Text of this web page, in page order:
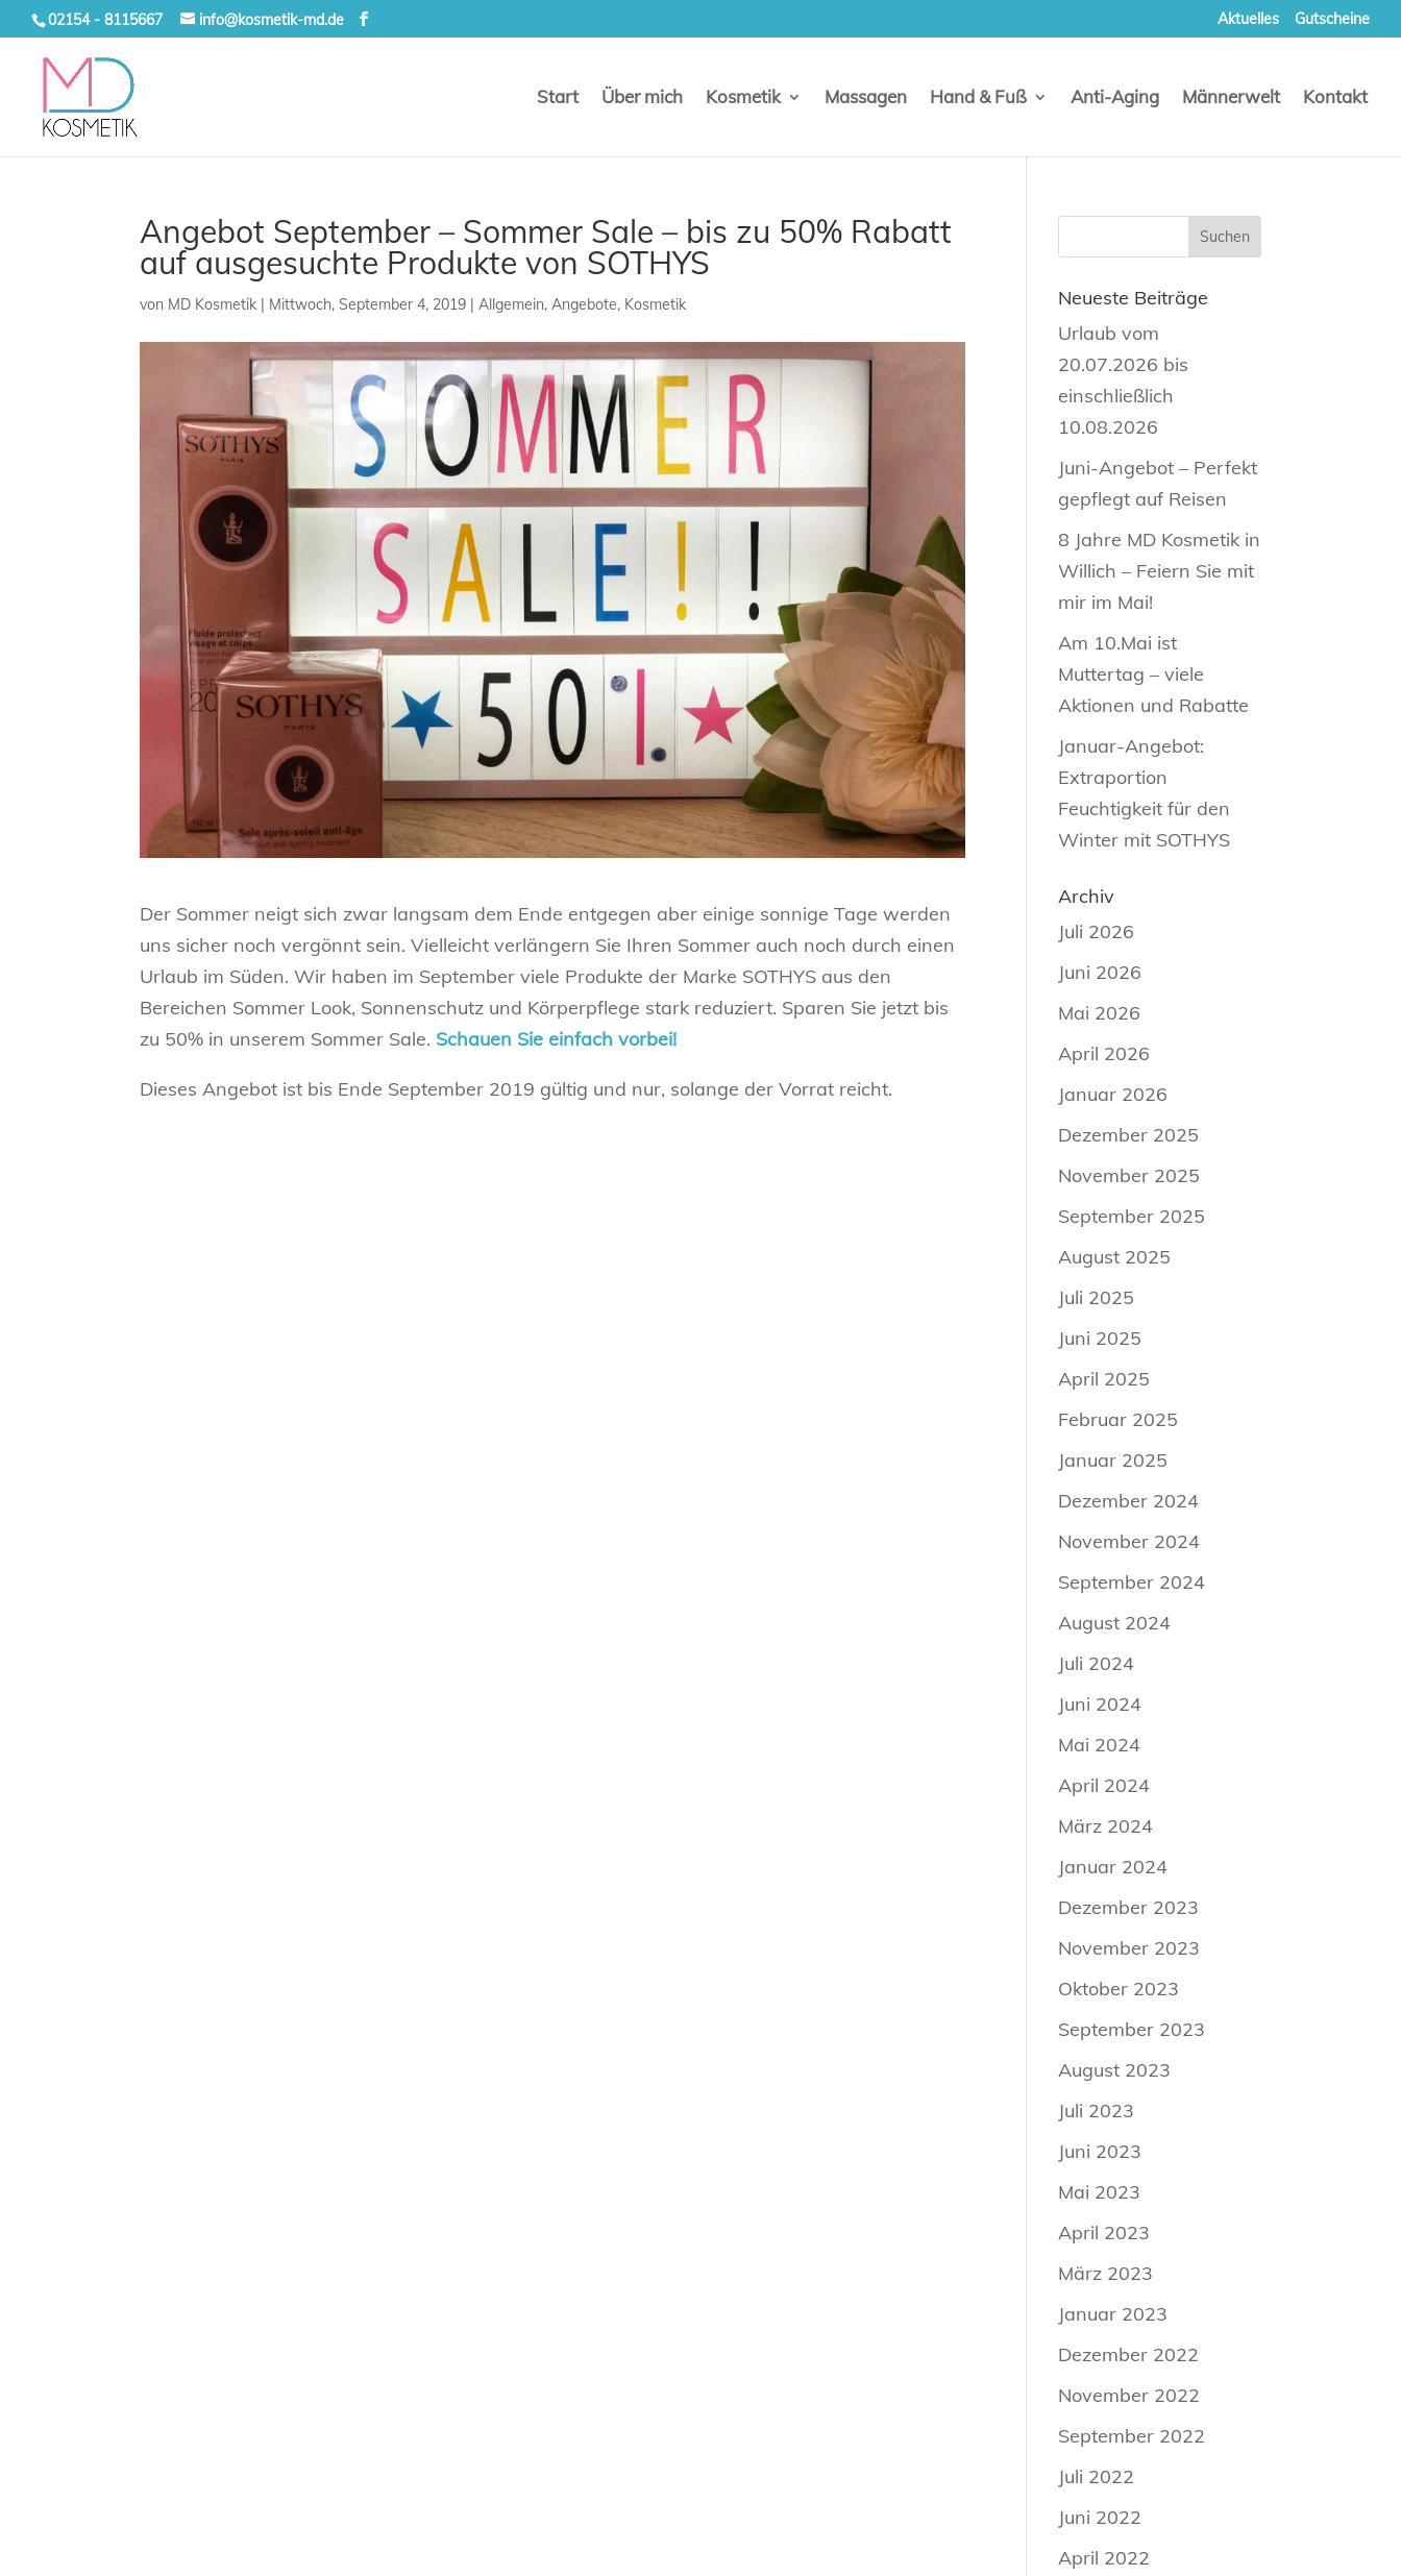
02154 - 8115667 info@kosmetik-md.de Aktuelles Gutscheine
Start Über mich Kosmetik Massagen Hand & Fuß Anti-Aging Männerwelt Kontakt
Angebot September – Sommer Sale – bis zu 50% Rabatt
auf ausgesuchte Produkte von SOTHYS
von MD Kosmetik | Mittwoch, September 4, 2019 |Allgemein,Angebote, Kosmetik
Der Sommer neigt sich zwar langsam dem Ende entgegen aber einige sonnige Tage werden
uns sicher noch vergönnt sein. Vielleicht verlängern Sie Ihren Sommer auch noch durch einen
Urlaub im Süden. Wir haben im September viele Produkte der Marke SOTHYS aus den
Bereichen Sommer Look, Sonnenschutz und Körperpflege stark reduziert. Sparen Sie jetzt bis
zu 50% in unserem Sommer Sale. Schauen Sie einfach vorbei!
Dieses Angebot ist bis Ende September 2019 gültig und nur, solange der Vorrat reicht.
Neueste Beiträge
Urlaub vom
20.07.2026 bis
einschließlich
10.08.2026
Juni-Angebot – Perfekt
gepflegt auf Reisen
8 Jahre MD Kosmetik in
Willich – Feiern Sie mit
mir im Mai!
Am 10.Mai ist
Muttertag – viele
Aktionen und Rabatte
Januar-Angebot:
Extraportion
Feuchtigkeit für den
Winter mit SOTHYS
Archiv
Juli 2026
Juni 2026
Mai 2026
April 2026
Januar 2026
Dezember 2025
November 2025
September 2025
August 2025
Juli 2025
Juni 2025
April 2025
Februar 2025
Januar 2025
Dezember 2024
November 2024
September 2024
August 2024
Juli 2024
Juni 2024
Mai 2024
April 2024
März 2024
Januar 2024
Dezember 2023
November 2023
Oktober 2023
September 2023
August 2023
Juli 2023
Juni 2023
Mai 2023
April 2023
März 2023
Januar 2023
Dezember 2022
November 2022
September 2022
Juli 2022
Juni 2022
April 2022